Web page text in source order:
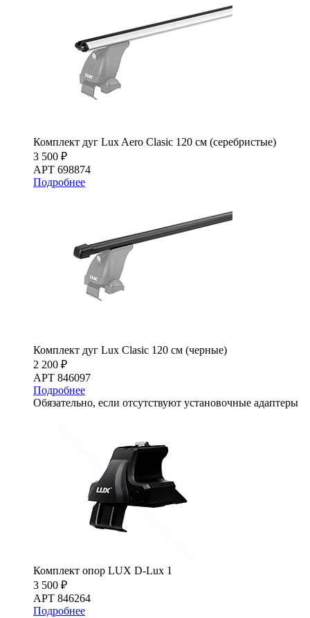
Комплект дуг Lux Aero Clasic 120 см (серебристые)
3 500 ₽
АРТ 698874
Подробнее
Комплект дуг Lux Clasic 120 см (черные)
2 200 ₽
АРТ 846097
Подробнее
Обязательно, если отсутствуют установочные адаптеры
Комплект опор LUX D-Lux 1
3 500 ₽
АРТ 846264
Подробнее